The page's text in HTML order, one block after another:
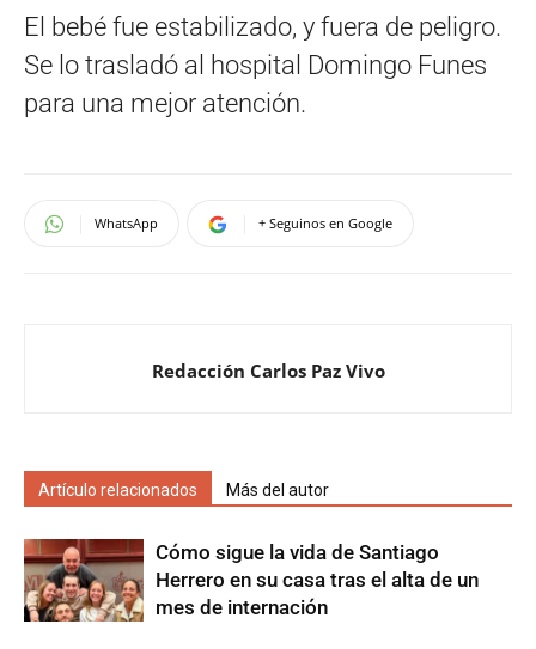
El bebé fue estabilizado, y fuera de peligro.
Se lo trasladó al hospital Domingo Funes
para una mejor atención.
WhatsApp + Seguinos en Google
Redacción Carlos Paz Vivo
Artículo relacionados Más del autor
Cómo sigue la vida de Santiago
Herrero en su casa tras el alta de un
mes de internación